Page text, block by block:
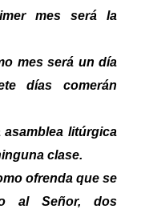
mes será la
mes será un día
días comerán
litúrgica
clase.
ofrenda que se
al Señor, dos